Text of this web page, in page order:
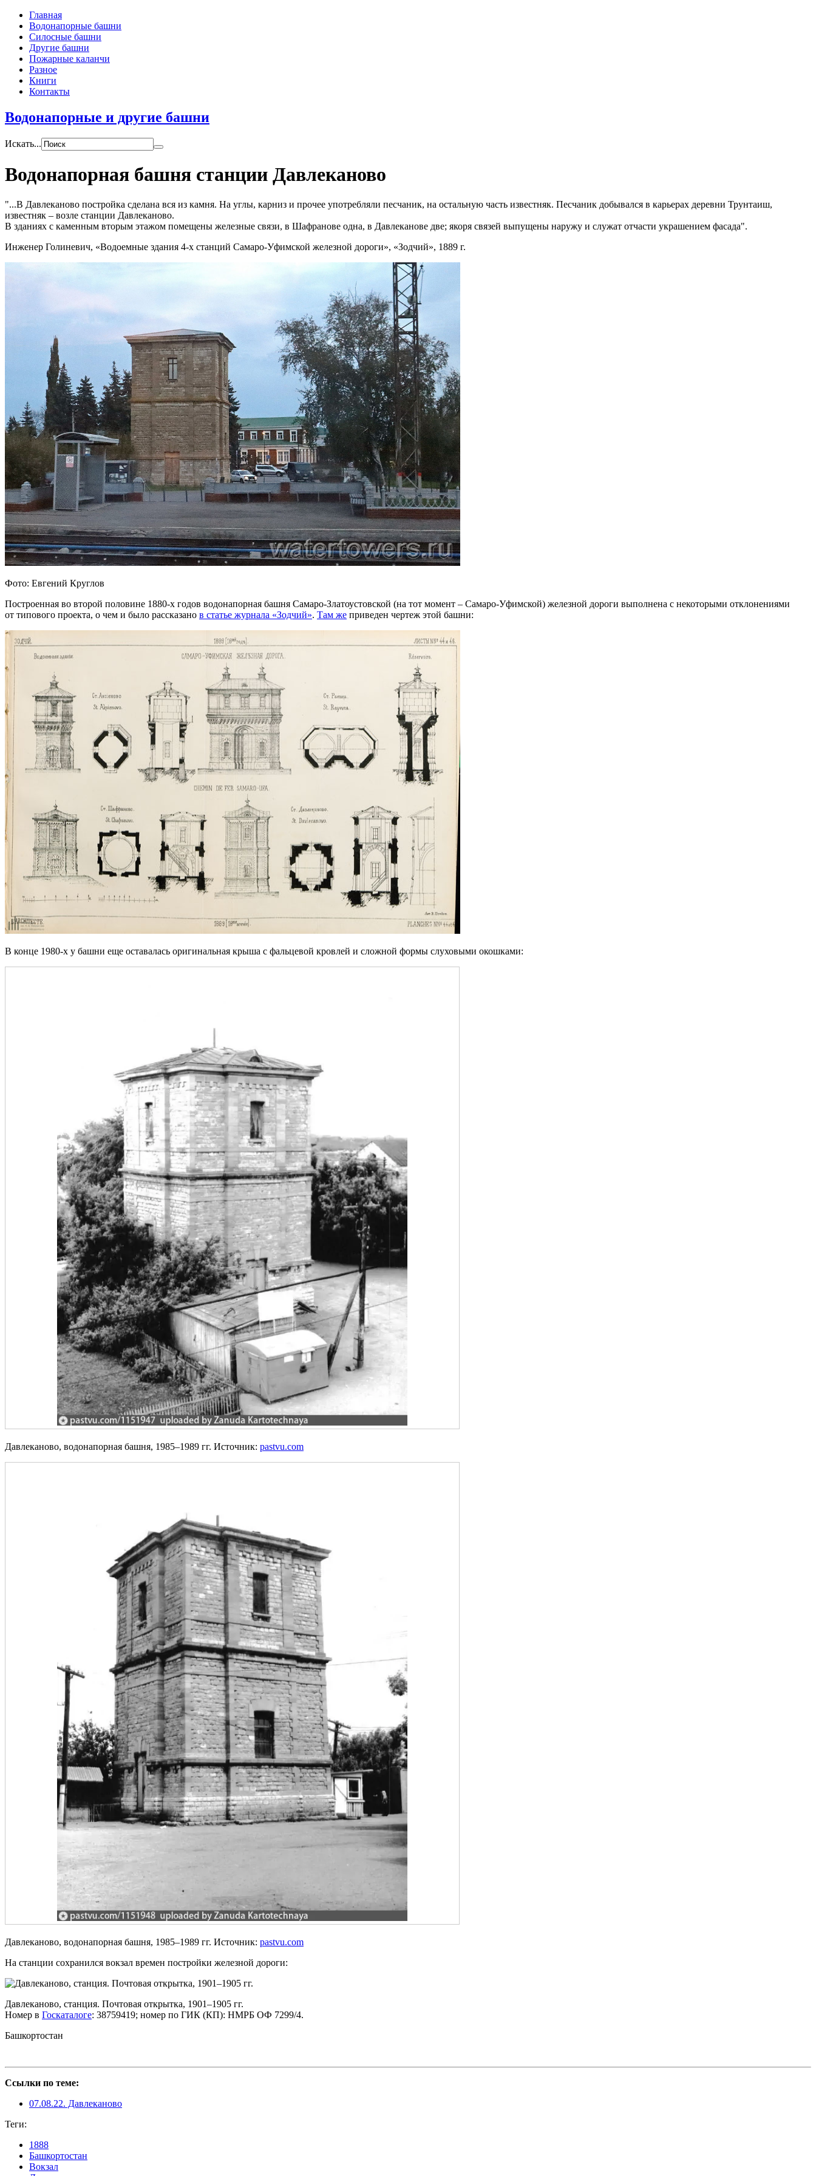
Главная
Водонапорные башни
Силосные башни
Другие башни
Пожарные каланчи
Разное
Книги
Контакты
Водонапорные и другие башни
Искать...
Водонапорная башня станции Давлеканово
...В Давлеканово постройка сделана вся из камня. На углы, карниз и прочее употребляли песчаник, на остальную часть известняк. Песчаник добывался в карьерах деревни Трунтаиш,
известняк – возле станции Давлеканово.
В зданиях с каменным вторым этажом помещены железные связи, в Шафранове одна, в Давлеканове две; якоря связей выпущены наружу и служат отчасти украшением фасада .
Инженер Голиневич, «Водоемные здания 4-х станций Самаро-Уфимской железной дороги», «Зодчий», 1889 г.
Фото: Евгений Круглов
Построенная во второй половине 1880-х годов водонапорная башня Самаро-Златоустовской (на тот момент – Самаро-Уфимской) железной дороги выполнена с некоторыми отклонениями
от типового проекта, о чем и было рассказано в статье журнала «Зодчий». Там же приведен чертеж этой башни:
В конце 1980-х у башни еще оставалась оригинальная крыша с фальцевой кровлей и сложной формы слуховыми окошками:
Давлеканово, водонапорная башня, 1985–1989 гг. Источник: pastvu.com
Давлеканово, водонапорная башня, 1985–1989 гг. Источник: pastvu.com
На станции сохранился вокзал времен постройки железной дороги:
Давлеканово, станция. Почтовая открытка, 1901–1905 гг.
Номер в Госкаталоге: 38759419; номер по ГИК (КП): НМРБ ОФ 7299/4.
Башкортостан
Ссылки по теме:
07.08.22. Давлеканово
Теги:
1888
Башкортостан
Вокзал